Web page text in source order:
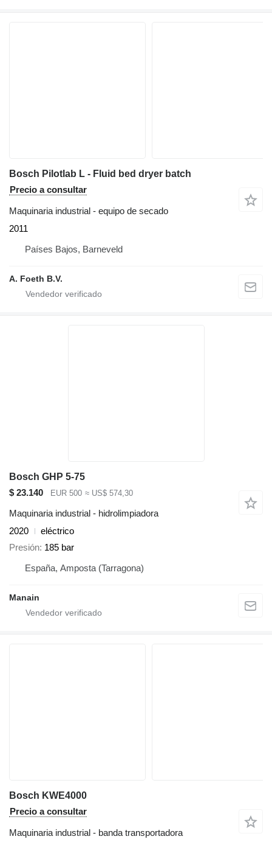
Bosch Pilotlab L - Fluid bed dryer batch
Precio a consultar
Maquinaria industrial - equipo de secado
2011
Países Bajos, Barneveld
A. Foeth B.V.
Bosch GHP 5-75
$ 23.140
EUR 500 ≈ US$ 574,30
Maquinaria industrial - hidrolimpiadora
2020
eléctrico
Presión 185 bar
España, Amposta (Tarragona)
Manain
Bosch KWE4000
Precio a consultar
Maquinaria industrial - banda transportadora